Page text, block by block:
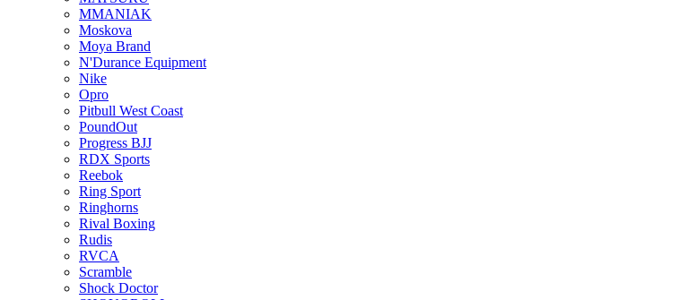
MMANIAK
Moskova
Moya Brand
N'Durance Equipment
Nike
Opro
Pitbull West Coast
PoundOut
Progress BJJ
RDX Sports
Reebok
Ring Sport
Ringhorns
Rival Boxing
Rudis
RVCA
Scramble
Shock Doctor